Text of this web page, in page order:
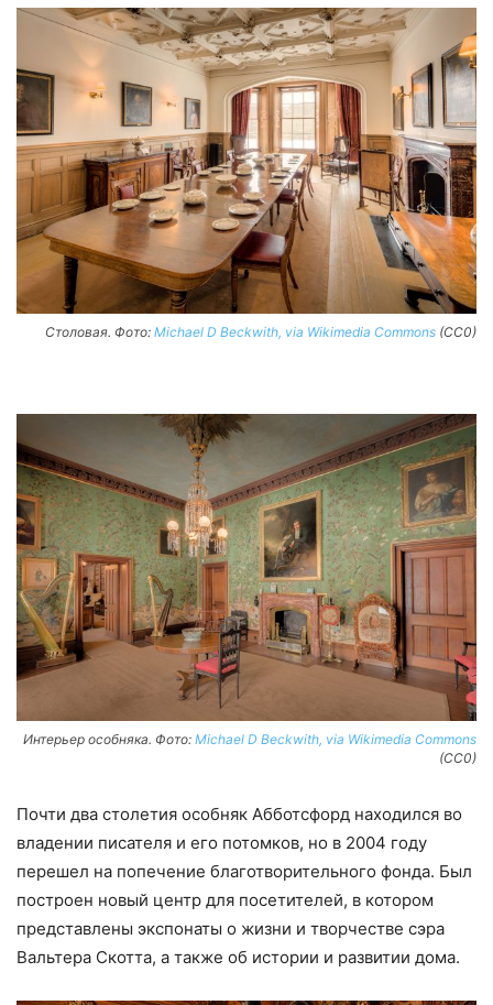
Столовая. Фото: Michael D Beckwith, via Wikimedia Commons (CC0)
Интерьер особняка. Фото: Michael D Beckwith, via Wikimedia Commons
(CC0)
Почти два столетия особняк Абботсфорд находился во
владении писателя и его потомков, но в 2004 году
перешел на попечение благотворительного фонда. Был
построен новый центр для посетителей, в котором
представлены экспонаты о жизни и творчестве сэра
Вальтера Скотта, а также об истории и развитии дома.